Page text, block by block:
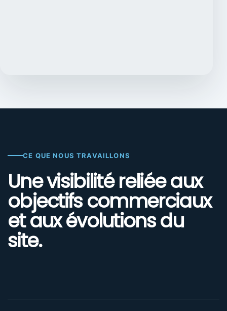
CE QUE NOUS TRAVAILLONS
Une visibilité reliée aux
objectifs commerciaux
et aux évolutions du
site.